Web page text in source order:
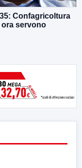
Confagricoltura
ora servono